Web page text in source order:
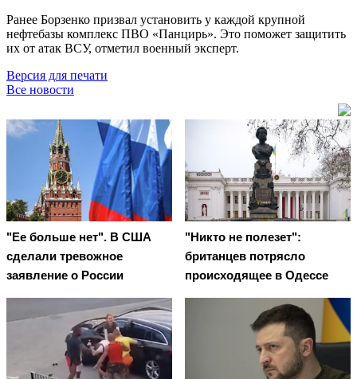
Ранее Борзенко призвал установить у каждой крупной
нефтебазы комплекс ПВО «Панцирь». Это поможет защитить
их от атак ВСУ, отметил военный эксперт.
Версия для печати
Все новости
"Ее больше нет". В США
сделали тревожное
заявление о России
"Никто не полезет":
британцев потрясло
происходящее в Одессе